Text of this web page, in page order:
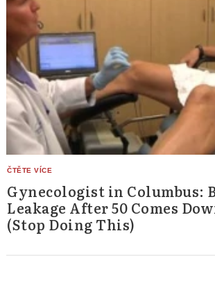
Gynecologist in Columbus:
Leakage After 50 Comes
(Stop Doing This)